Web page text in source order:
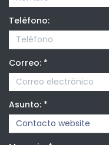
Teléfono:
Correo: *
Asunto: *